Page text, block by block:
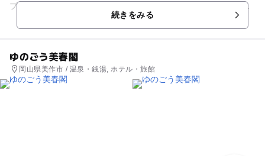
プクラスの泉質を誇ります。貴重な療養泉として老化防止など
に効果があり、体の内側か...続きをみる
ゆのごう美春閣
岡山県美作市 / 温泉・銭湯, ホテル・旅館